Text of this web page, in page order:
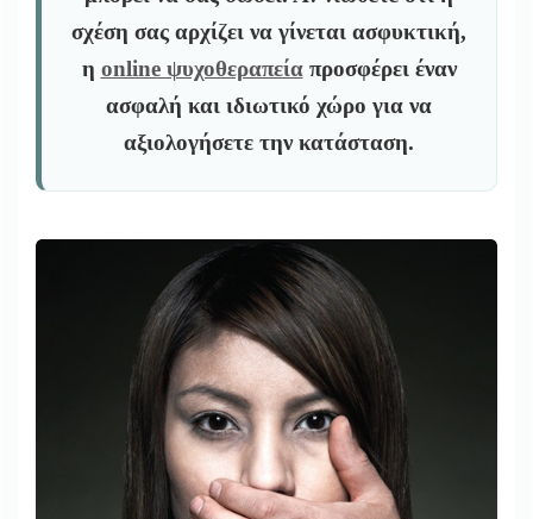
σχέση σας αρχίζει να γίνεται ασφυκτική,
η online ψυχοθεραπείαπροσφέρει έναν
ασφαλή και ιδιωτικό χώρο για να
αξιολογήσετε την κατάσταση.